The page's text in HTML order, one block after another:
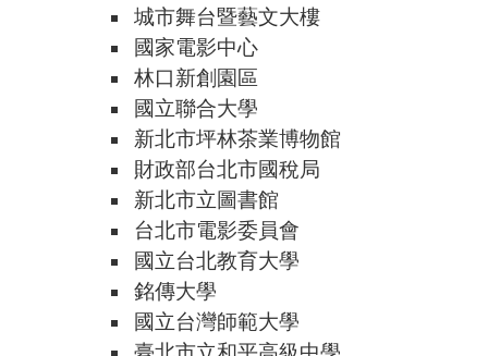
城市舞台暨藝文大樓
國家電影中心
林口新創園區
國立聯合大學
新北市坪林茶業博物館
財政部台北市國稅局
新北市立圖書館
台北市電影委員會
國立台北教育大學
銘傳大學
國立台灣師範大學